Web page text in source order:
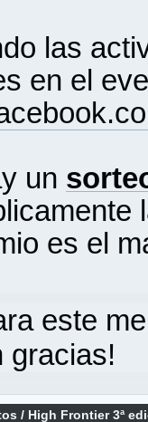
las
en el
un
es el
este
gracias!
/ High Frontier 3ª